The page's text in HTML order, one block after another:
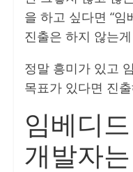
을 하고 싶다면 “임
진출은 하지 않는
정말 흥미가 있고
목표가 있다면 진
임베디
개발자